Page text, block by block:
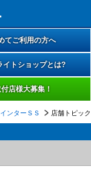
てご利用の方へ
イトショップとは?
店様大募集！
ンターＳＳ 店舗トピッ